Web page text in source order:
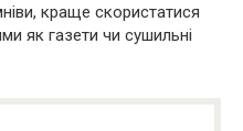
краще скористатися
як газети чи сушильні